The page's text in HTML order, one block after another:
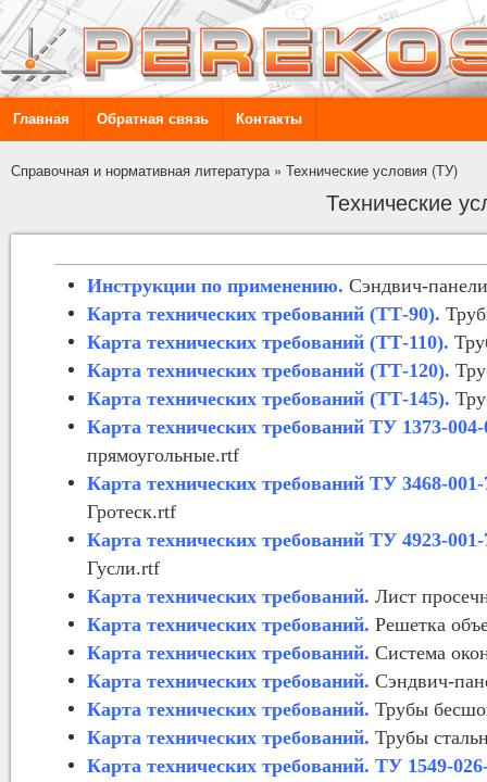
Главная Обратная связь Контакты
Справочная и нормативная литература» Технические условия (ТУ)
Технические
Инструкции по применению. Сэндвич-
Карта технических требований (ТТ-90).
Карта технических требований (ТТ-110).
Карта технических требований (ТТ-120).
Карта технических требований (ТТ-145).
Карта технических требований ТУ 1373-004-
прямоугольные.rtf
Карта технических требований ТУ 3468-
Гротеск.rtf
Карта технических требований ТУ 4923-
Гусли.rtf
Карта технических требований. Лист
Карта технических требований. Решетка
Карта технических требований. Система
Карта технических требований. Сэндвич-
Карта технических требований. Трубы
Карта технических требований. Трубы
Карта технических требований. ТУ 1549-